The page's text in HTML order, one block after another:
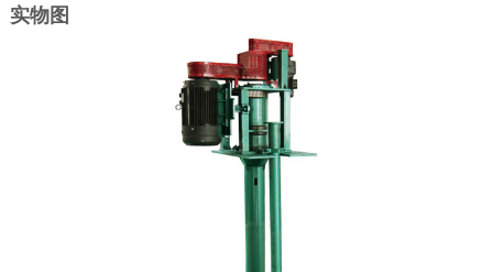
实物图